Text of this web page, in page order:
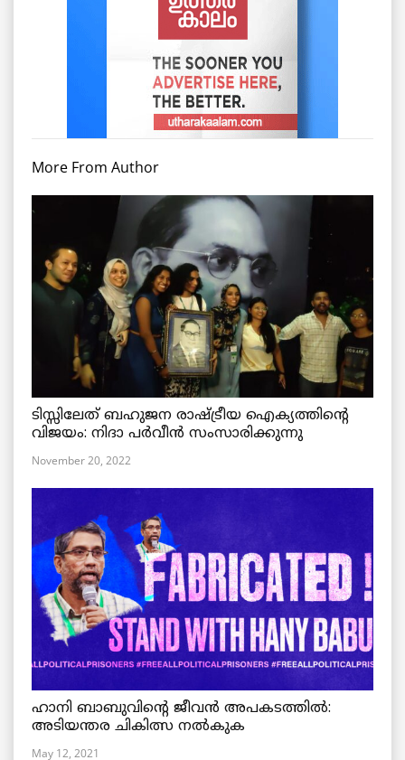
More From Author
ടിസ്സിലേത് ബഹുജന രാഷ്ട്രീയ ഐക്യത്തിന്റെ
വിജയം: നിദാ പർവീൻ സംസാരിക്കുന്നു
November 20, 2022
ഹാനി ബാബുവിന്റെ ജീവൻ അപകടത്തിൽ:
അടിയന്തര ചികിത്സ നൽകുക
May 12, 2021